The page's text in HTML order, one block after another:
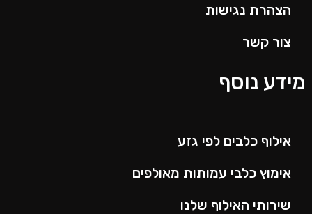
הצהרת נגישות
צור קשר
נוסף
אילוף כלבים לפי גזע
אימוץ כלבי עמותות מאולפים
שירותי האילוף שלנו